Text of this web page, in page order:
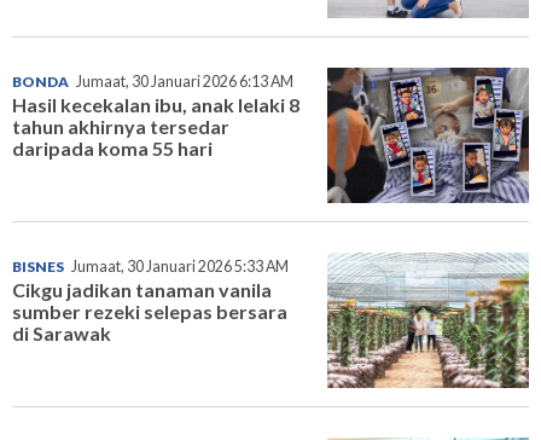
BONDA Jumaat, 30 Januari 2026 6:13 AM
Hasil kecekalan ibu, anak lelaki 8
tahun akhirnya tersedar
daripada koma 55 hari
BISNES Jumaat, 30 Januari 2026 5:33 AM
Cikgu jadikan tanaman vanila
sumber rezeki selepas bersara
di Sarawak